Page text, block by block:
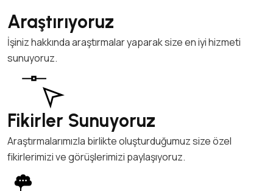
Araştırıyoruz
İşiniz hakkında araştırmalar yaparak size en iyi hizmeti
sunuyoruz.
Fikirler Sunuyoruz
Araştırmalarımızla birlikte oluşturduğumuz size özel
fikirlerimizi ve görüşlerimizi paylaşıyoruz.